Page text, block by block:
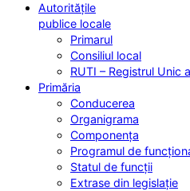
Autoritățile
publice locale
Primarul
Consiliul local
RUTI – Registrul Unic
Primăria
Conducerea
Organigrama
Componența
Programul de
Statul de funcții
Extrase din legislație